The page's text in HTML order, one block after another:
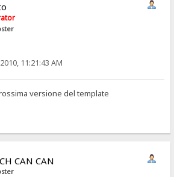
11:21:43 AM
versione del template
CAN CAN